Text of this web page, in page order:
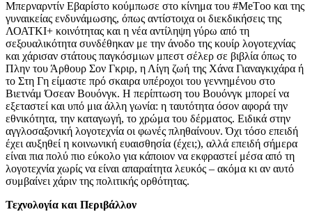
Μπερναρντίν Εβαρίστο κούμπωσε στο κίνημα του #ΜeΤoo και της
γυναικείας ενδυνάμωσης, όπως αντίστοιχα οι διεκδικήσεις της
ΛΟΑΤΚΙ+ κοινότητας και η νέα αντίληψη γύρω από τη
σεξουαλικότητα συνδέθηκαν με την άνοδο της κουίρ λογοτεχνίας
και χάρισαν στάτους παγκόσμιων μπεστ σέλερ σε βιβλία όπως το
Πλην του Άρθουρ Σον Γκριρ, η Λίγη ζωή της Χάνα Γιαναγκιχάρα ή
το Στη Γη είμαστε πρό σκαιρα υπέροχοι του γεννημένου στο
Βιετνάμ Όσεαν Βουόνγκ. Η περίπτωση του Βουόνγκ μπορεί να
εξεταστεί και υπό μια άλλη γωνία: η ταυτότητα όσον αφορά την
εθνικότητα, την καταγωγή, το χρώμα του δέρματος. Ειδικά στην
αγγλοσαξονική λογοτεχνία οι φωνές πληθαίνουν. Όχι τόσο επειδή
έχει αυξηθεί η κοινωνική ευαισθησία (έχει;), αλλά επειδή σήμερα
είναι πια πολύ πιο εύκολο για κάποιον να εκφραστεί μέσα από τη
λογοτεχνία χωρίς να είναι απαραίτητα λευκός – ακόμα κι αν αυτό
συμβαίνει χάριν της πολιτικής ορθότητας.
Τεχνολογία και Περιβάλλον